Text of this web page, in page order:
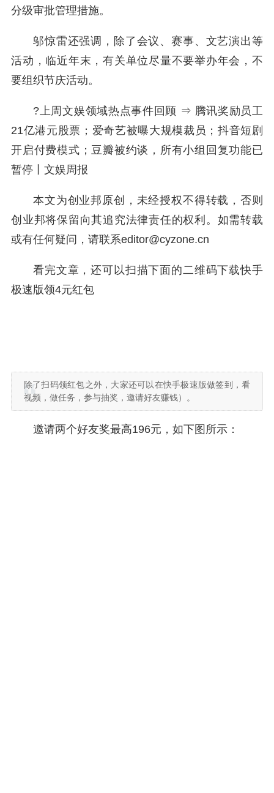
分级审批管理措施。
邬惊雷还强调，除了会议、赛事、文艺演出等
活动，临近年末，有关单位尽量不要举办年会，不
要组织节庆活动。
?上周文娱领域热点事件回顾 ⇒ 腾讯奖励员工
21亿港元股票；爱奇艺被曝大规模裁员；抖音短剧
开启付费模式；豆瓣被约谈，所有小组回复功能已
暂停丨文娱周报
本文为创业邦原创，未经授权不得转载，否则
创业邦将保留向其追究法律责任的权利。如需转载
或有任何疑问，请联系editor@cyzone.cn
看完文章，还可以扫描下面的二维码下载快手
极速版领4元红包
除了扫码领红包之外，大家还可以在快手极速版做签到，看
视频，做任务，参与抽奖，邀请好友赚钱）。
邀请两个好友奖最高196元，如下图所示：